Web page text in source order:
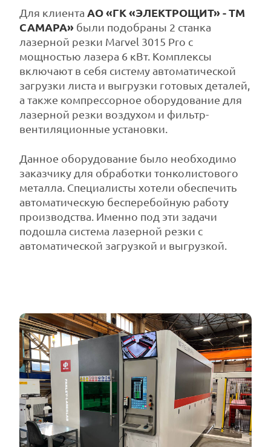
Для клиента АО «ГК «ЭЛЕКТРОЩИТ» - ТМ
САМАРА» были подобраны 2 станка
лазерной резки Marvel 3015 Pro с
мощностью лазера 6 кВт. Комплексы
включают в себя систему автоматической
загрузки листа и выгрузки готовых деталей,
а также компрессорное оборудование для
лазерной резки воздухом и фильтр-
вентиляционные установки.
Данное оборудование было необходимо
заказчику для обработки тонколистового
металла. Специалисты хотели обеспечить
автоматическую бесперебойную работу
производства. Именно под эти задачи
подошла система лазерной резки с
автоматической загрузкой и выгрузкой.